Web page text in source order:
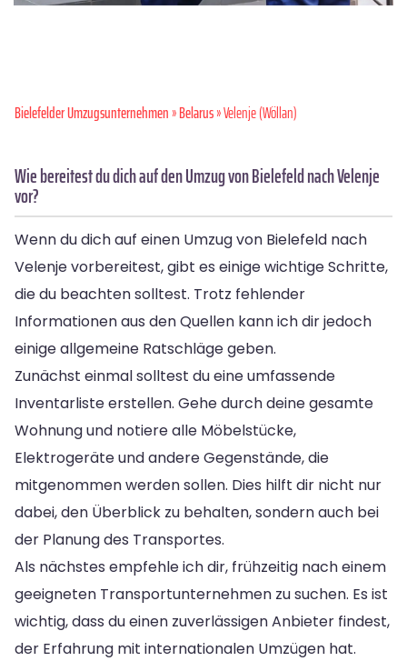
Bielefelder Umzugsunternehmen»Belarus» Velenje (Wöllan)
Wie bereitest du dich auf den Umzug von Bielefeld nach Velenje
vor?
Wenn du dich auf einen Umzug von Bielefeld nach
Velenje vorbereitest, gibt es einige wichtige Schritte,
die du beachten solltest. Trotz fehlender
Informationen aus den Quellen kann ich dir jedoch
einige allgemeine Ratschläge geben.
Zunächst einmal solltest du eine umfassende
Inventarliste erstellen. Gehe durch deine gesamte
Wohnung und notiere alle Möbelstücke,
Elektrogeräte und andere Gegenstände, die
mitgenommen werden sollen. Dies hilft dir nicht nur
dabei, den Überblick zu behalten, sondern auch bei
der Planung des Transportes.
Als nächstes empfehle ich dir, frühzeitig nach einem
geeigneten Transportunternehmen zu suchen. Es ist
wichtig, dass du einen zuverlässigen Anbieter findest,
der Erfahrung mit internationalen Umzügen hat.